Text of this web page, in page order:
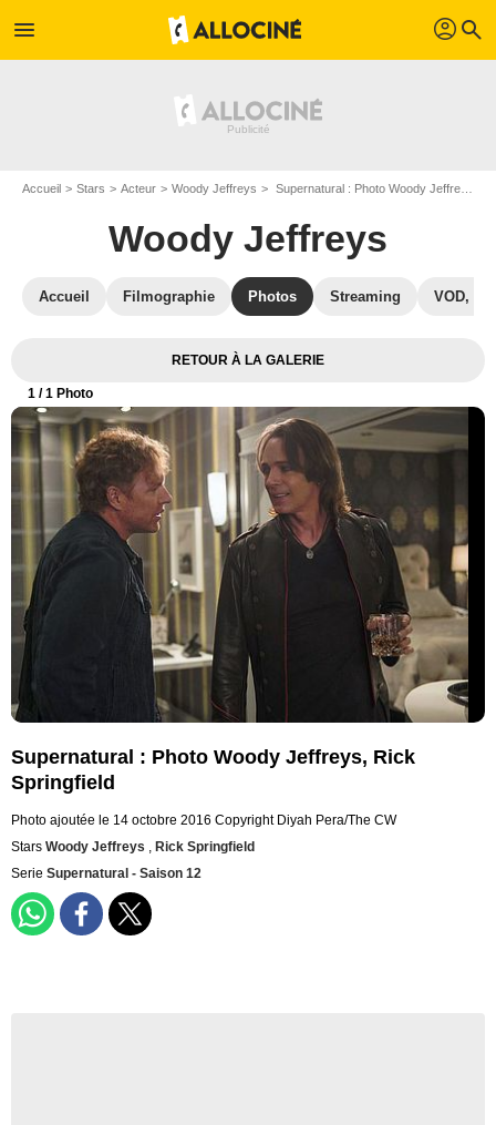
menu profil search
Accueil Stars Acteur Woody Jeffreys Supernatural : Photo Woody Jeffreys, Rick Springfield
Woody Jeffreys
Accueil Filmographie Photos Streaming VOD,
RETOUR À LA GALERIE
1 / 1 Photo
Supernatural : Photo Woody Jeffreys, Rick
Springfield
Photo ajoutée le 14 octobre 2016 Copyright Diyah Pera/The CW
Stars Woody Jeffreys , Rick Springfield
Serie Supernatural - Saison 12